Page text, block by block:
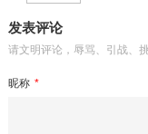
发表评论
请文明评论，辱骂、引战、
昵称 *